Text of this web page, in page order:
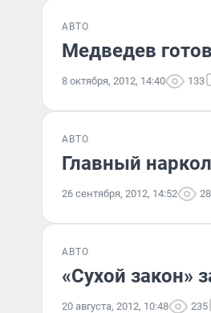
АВТО
Медведев
8 октября, 2012, 14:40 133
АВТО
Главный
26 сентября, 2012, 14:52
АВТО
«Сухой закон»
20 августа, 2012, 10:48 235